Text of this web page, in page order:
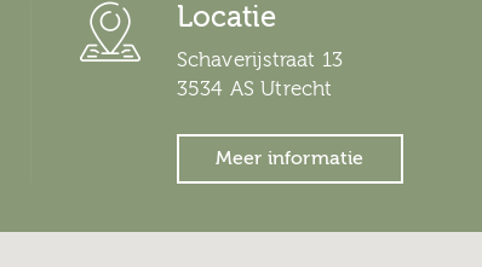
Locatie
Schaverijstraat 13
3534 AS Utrecht
Meer informatie